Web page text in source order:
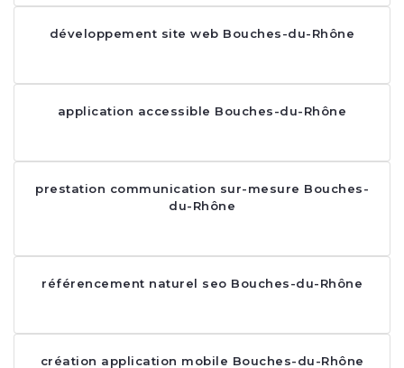
développement site web Bouches-du-Rhône
application accessible Bouches-du-Rhône
prestation communication sur-mesure Bouches-
du-Rhône
référencement naturel seo Bouches-du-Rhône
création application mobile Bouches-du-Rhône